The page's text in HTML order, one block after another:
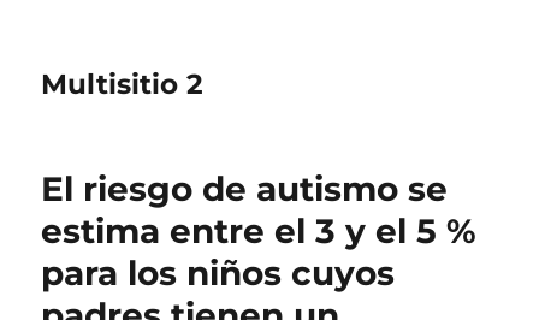
Multisitio 2
El riesgo de autismo se
estima entre el 3 y el 5 %
para los niños cuyos